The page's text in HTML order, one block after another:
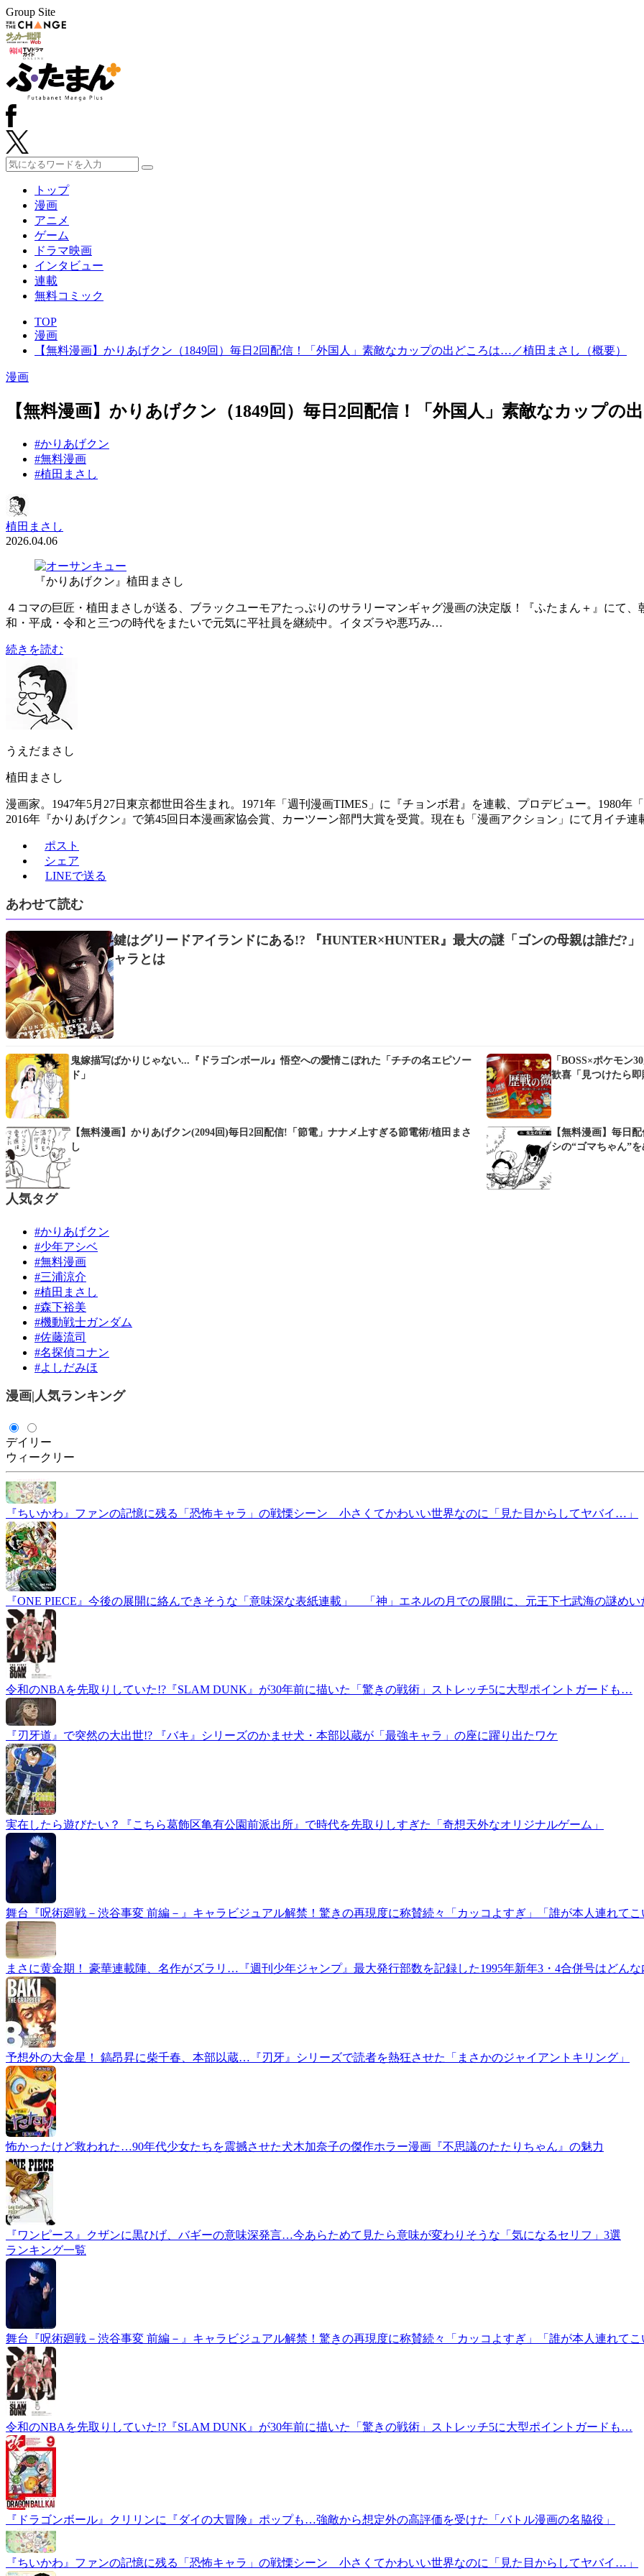
Group Site
トップ
漫画
アニメ
ゲーム
ドラマ映画
インタビュー
連載
無料コミック
TOP
漫画
【無料漫画】かりあげクン（1849回）毎日2回配信！「外国人」素敵なカップの出どころは…／植田まさし（概要）
漫画
【無料漫画】かりあげクン（1849回）毎日2回配信！「外国人」素敵なカップ
#かりあげクン
#無料漫画
#植田まさし
植田まさし
2026.04.06
『かりあげクン』植田まさし
４コマの巨匠・植田まさしが送る、ブラックユーモアたっぷりのサラリーマンギャグ漫画の決定版！『ふたまん＋』にて
和・平成・令和と三つの時代をまたいで元気に平社員を継続中。イタズラや悪巧み…
続きを読む
うえだまさし
植田まさし
漫画家。1947年5月27日東京都世田谷生まれ。1971年「週刊漫画TIMES」に『チョンボ君』を連載、プロデビュー。1980
2016年『かりあげクン』で第45回日本漫画家協会賞、カーツーン部門大賞を受賞。現在も「漫画アクション」にて月イチ連
ポスト
シェア
LINEで送る
あわせて読む
鍵はグリードアイランドにある!? 『HUNTER×HUNTER』最大の謎「ゴンの母親は誰だ?
ャラとは
鬼嫁描写ばかりじゃない...『ドラゴンボール』悟空への愛情こぼれた「チチの名エピソー
ド」
「BOSS×ポケモン
歓喜「見つけたら
【無料漫画】かりあげクン(2094回)毎日2回配信!「節電」ナナメ上すぎる節電術/植田まさ
し
【無料漫画】毎日
シの“ゴマちゃん”
人気タグ
#かりあげクン
#少年アシベ
#無料漫画
#三浦涼介
#植田まさし
#森下裕美
#機動戦士ガンダム
#佐藤流司
#名探偵コナン
#よしだみほ
漫画| 人気ランキング
デイリー
ウィークリー
『ちいかわ』ファンの記憶に残る「恐怖キャラ」の戦慄シーン 小さくてかわいい世界なのに「見た目からしてヤバイ…」
『ONE PIECE』今後の展開に絡んできそうな「意味深な表紙連載」 「神」エネルの月での展開に、元王下七武海の謎め
令和のNBAを先取りしていた!?『SLAM DUNK』が30年前に描いた「驚きの戦術」ストレッチ5に大型ポイントガードも…
『刃牙道』で突然の大出世!? 『バキ』シリーズのかませ犬・本部以蔵が「最強キャラ」の座に躍り出たワケ
実在したら遊びたい？『こちら葛飾区亀有公園前派出所』で時代を先取りしすぎた「奇想天外なオリジナルゲーム」
舞台『呪術廻戦－渋谷事変 前編－』キャラビジュアル解禁！驚きの再現度に称賛続々「カッコよすぎ」「誰が本人連れてこ
まさに黄金期！ 豪華連載陣、名作がズラリ…『週刊少年ジャンプ』最大発行部数を記録した1995年新年3・4合併号はどん
予想外の大金星！ 鎬昂昇に柴千春、本部以蔵…『刃牙』シリーズで読者を熱狂させた「まさかのジャイアントキリング」
怖かったけど救われた…90年代少女たちを震撼させた犬木加奈子の傑作ホラー漫画『不思議のたたりちゃん』の魅力
『ワンピース』クザンに黒ひげ、バギーの意味深発言…今あらためて見たら意味が変わりそうな「気になるセリフ」3選
ランキング一覧
舞台『呪術廻戦－渋谷事変 前編－』キャラビジュアル解禁！驚きの再現度に称賛続々「カッコよすぎ」「誰が本人連れてこ
令和のNBAを先取りしていた!?『SLAM DUNK』が30年前に描いた「驚きの戦術」ストレッチ5に大型ポイントガードも…
『ドラゴンボール』クリリンに『ダイの大冒険』ポップも…強敵から想定外の高評価を受けた「バトル漫画の名脇役」
『ちいかわ』ファンの記憶に残る「恐怖キャラ」の戦慄シーン 小さくてかわいい世界なのに「見た目からしてヤバイ…」